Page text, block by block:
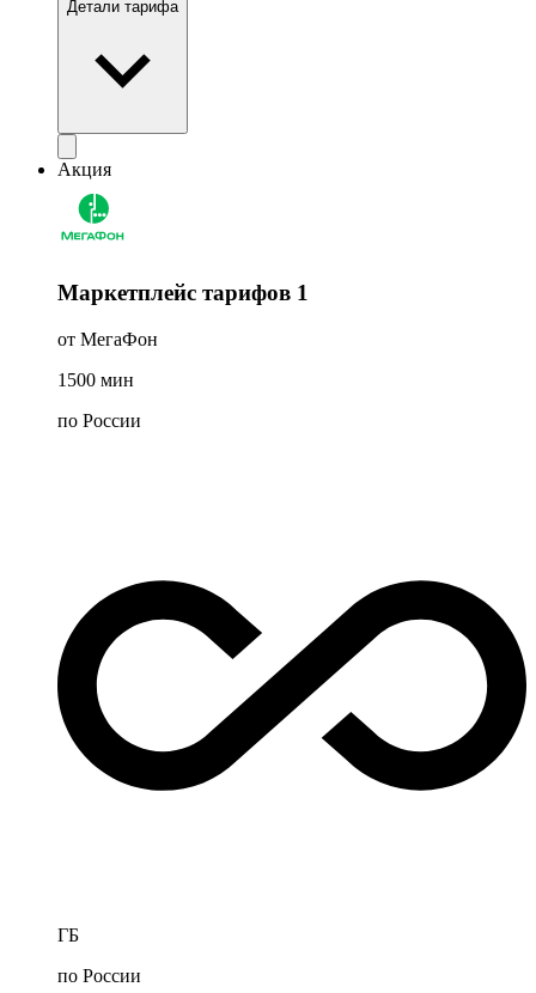
Детали тарифа
Акция
Маркетплейс тарифов 1
от МегаФон
1500 мин
по России
ГБ
по России